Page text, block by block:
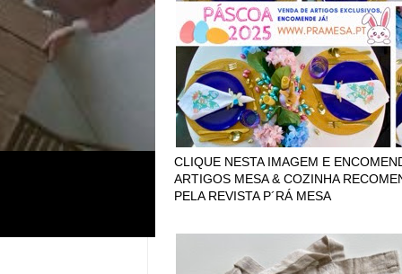
CLIQUE NESTA IMAGEM E
ARTIGOS MESA & COZINHA
PELA REVISTA P´RÁ MESA